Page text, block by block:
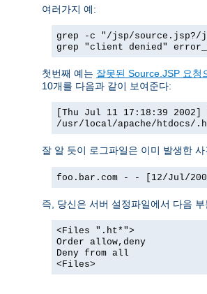
여러가지 예:
grep -c "/jsp/source.jsp?/
grep "client denied"
첫번째 예는 잘못된 Source.JSP 요청
10개를 다음과 같이 보여준다:
[Thu Jul 11 17:18:39
/usr/local/apache/htdocs/
잘 알 듯이 로그파일은 이미 발생한
foo.bar.com - - [12/Jul/
즉, 당신은 서버 설정파일에서 다음
<Files ".ht*">
Order allow,deny
Deny from all
<Files>